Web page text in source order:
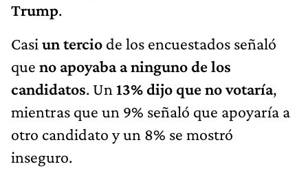
Trump.
Casi un tercio de los encuestados señaló
que no apoyaba a ninguno de los
candidatos. Un 13% dijo que no votaría,
mientras que un 9% señaló que apoyaría a
otro candidato y un 8% se mostró
inseguro.